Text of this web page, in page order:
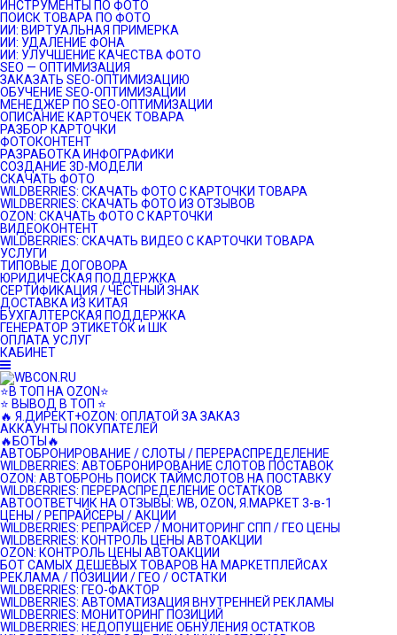
ИНСТРУМЕНТЫ ПО ФОТО
ПОИСК ТОВАРА ПО ФОТО
ИИ: ВИРТУАЛЬНАЯ ПРИМЕРКА
ИИ: УДАЛЕНИЕ ФОНА
ИИ: УЛУЧШЕНИЕ КАЧЕСТВА ФОТО
SEO — ОПТИМИЗАЦИЯ
ЗАКАЗАТЬ SEO-ОПТИМИЗАЦИЮ
ОБУЧЕНИЕ SEO-ОПТИМИЗАЦИИ
МЕНЕДЖЕР ПО SEO-ОПТИМИЗАЦИИ
ОПИСАНИЕ КАРТОЧЕК ТОВАРА
РАЗБОР КАРТОЧКИ
ФОТОКОНТЕНТ
РАЗРАБОТКА ИНФОГРАФИКИ
СОЗДАНИЕ 3D-МОДЕЛИ
СКАЧАТЬ ФОТО
WILDBERRIES: СКАЧАТЬ ФОТО С КАРТОЧКИ ТОВАРА
WILDBERRIES: СКАЧАТЬ ФОТО ИЗ ОТЗЫВОВ
OZON: СКАЧАТЬ ФОТО С КАРТОЧКИ
ВИДЕОКОНТЕНТ
WILDBERRIES: СКАЧАТЬ ВИДЕО С КАРТОЧКИ ТОВАРА
УСЛУГИ
ТИПОВЫЕ ДОГОВОРА
ЮРИДИЧЕСКАЯ ПОДДЕРЖКА
СЕРТИФИКАЦИЯ / ЧЕСТНЫЙ ЗНАК
ДОСТАВКА ИЗ КИТАЯ
БУХГАЛТЕРСКАЯ ПОДДЕРЖКА
ГЕНЕРАТОР ЭТИКЕТОК и ШК
ОПЛАТА УСЛУГ
КАБИНЕТ
⭐️В ТОП НА OZON⭐️
⭐️ ВЫВОД В ТОП ⭐️
🔥 Я.ДИРЕКТ+OZON: ОПЛАТОЙ ЗА ЗАКАЗ
АККАУНТЫ ПОКУПАТЕЛЕЙ
🔥БОТЫ🔥
АВТОБРОНИРОВАНИЕ / СЛОТЫ / ПЕРЕРАСПРЕДЕЛЕНИЕ
WILDBERRIES: АВТОБРОНИРОВАНИЕ СЛОТОВ ПОСТАВОК
OZON: АВТОБРОНЬ ПОИСК ТАЙМСЛОТОВ НА ПОСТАВКУ
WILDBERRIES: ПЕРЕРАСПРЕДЕЛЕНИЕ ОСТАТКОВ
АВТООТВЕТЧИК НА ОТЗЫВЫ: WB, OZON, Я.МАРКЕТ 3-в-1
ЦЕНЫ / РЕПРАЙСЕРЫ / АКЦИИ
WILDBERRIES: РЕПРАЙСЕР / МОНИТОРИНГ СПП / ГЕО ЦЕНЫ
WILDBERRIES: КОНТРОЛЬ ЦЕНЫ АВТОАКЦИИ
OZON: КОНТРОЛЬ ЦЕНЫ АВТОАКЦИИ
БОТ САМЫХ ДЕШЕВЫХ ТОВАРОВ НА МАРКЕТПЛЕЙСАХ
РЕКЛАМА / ПОЗИЦИИ / ГЕО / ОСТАТКИ
WILDBERRIES: ГЕО-ФАКТОР
WILDBERRIES: АВТОМАТИЗАЦИЯ ВНУТРЕННЕЙ РЕКЛАМЫ
WILDBERRIES: МОНИТОРИНГ ПОЗИЦИЙ
WILDBERRIES: НЕДОПУЩЕНИЕ ОБНУЛЕНИЯ ОСТАТКОВ